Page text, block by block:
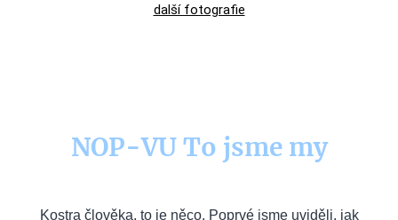
další fotografie
NOP-VU To jsme my
Kostra člověka, to je něco. Poprvé jsme uviděli, jak